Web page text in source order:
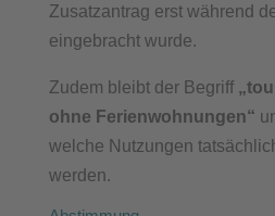
Zusatzantrag erst während
eingebracht wurde.
Zudem bleibt der Begriff
ohne Ferienwohnungen“
welche Nutzungen
werden.